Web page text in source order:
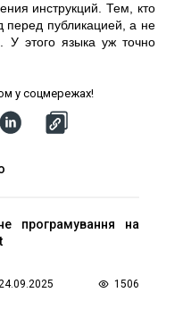
инструкций. Тем, кто
перед публикацией, а не
У этого языка уж точно
у соцмережах!
програмування на
24.09.2025 1506